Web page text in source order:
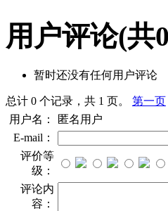
用户评论(共0
暂时还没有任何用户评论
总计 0 个记录，共 1 页。 第一页
用户名：
匿名用户
E-mail：
评价等
级：
评论内
容：